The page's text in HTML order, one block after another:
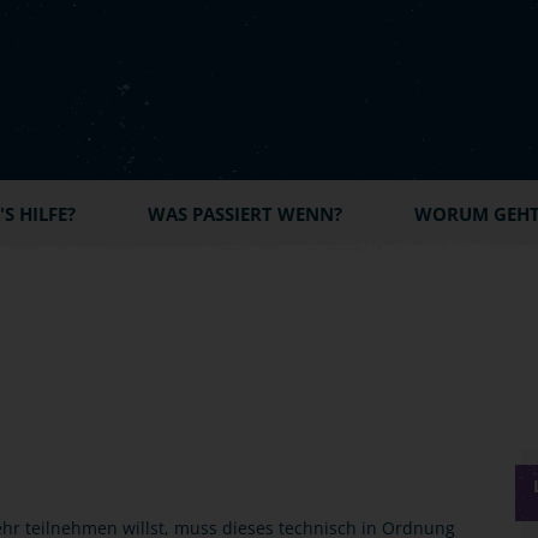
HILFE? WAS PASSIERT WENN? WORUM
teilnehmen willst, muss dieses technisch in Ordnung